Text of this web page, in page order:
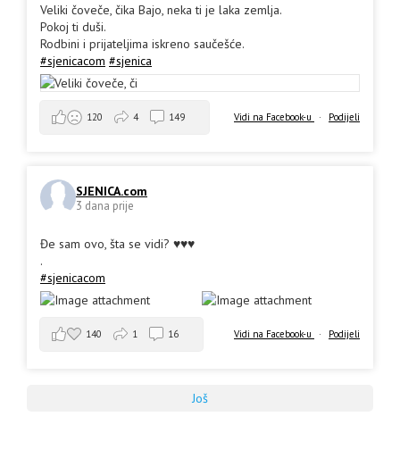
Veliki čoveče, čika Bajo, neka ti je laka zemlja.
Pokoj ti duši.
Rodbini i prijateljima iskreno saučešće.
#sjenicacom #sjenica
Vidi na Facebook-u · Podijeli
120 4 149
SJENICA.com
3 dana prije
Đe sam ovo, šta se vidi? ♥️♥️♥️
.
#sjenicacom
Vidi na Facebook-u · Podijeli
140 1 16
Još